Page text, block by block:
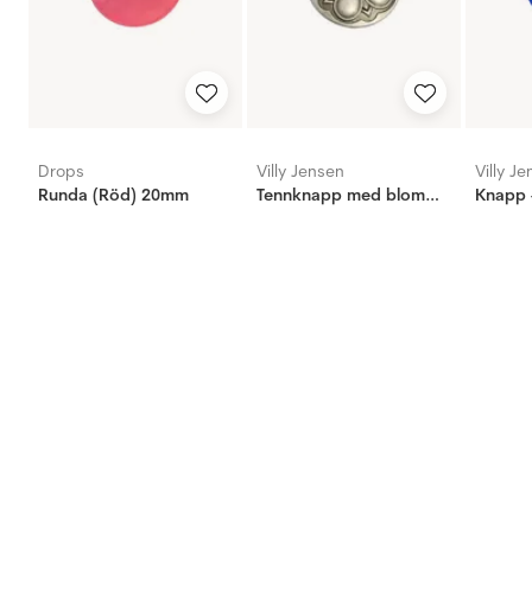
Drops
Runda (Röd) 20mm
Villy Jensen
Tennknapp med blomma, 20mm
Villy
Knapp